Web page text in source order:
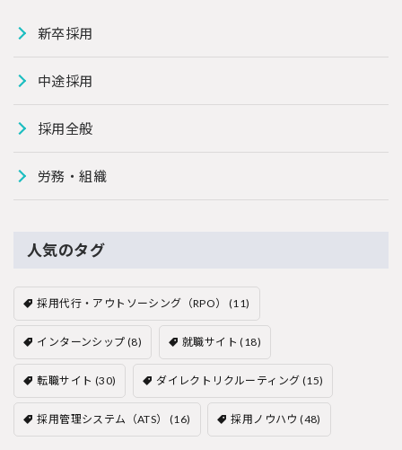
新卒採用
中途採用
採用全般
労務・組織
人気のタグ
採用代行・アウトソーシング（RPO） (11)
インターンシップ (8) 就職サイト (18)
転職サイト (30) ダイレクトリクルーティング (15)
採用管理システム（ATS） (16) 採用ノウハウ (48)